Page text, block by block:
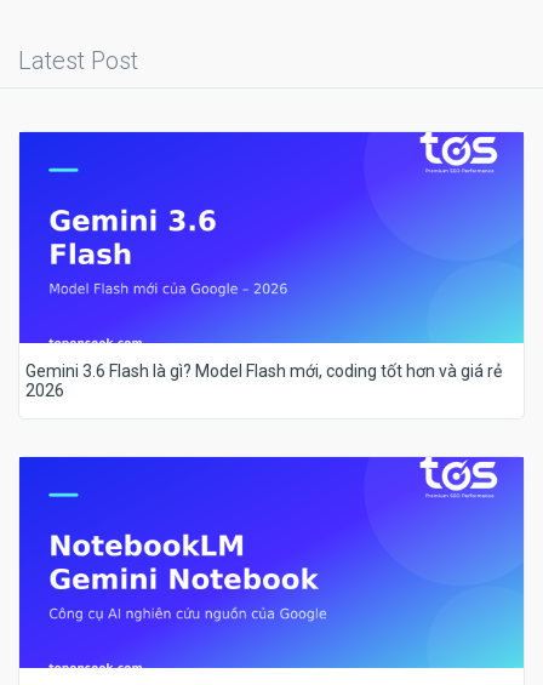
Latest Post
Gemini 3.6 Flash là gì? Model Flash mới, coding tốt hơn và giá rẻ
2026